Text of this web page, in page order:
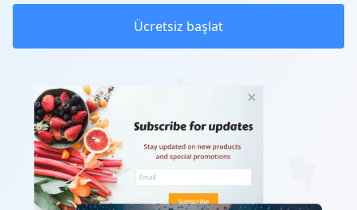
Ücretsiz başlat